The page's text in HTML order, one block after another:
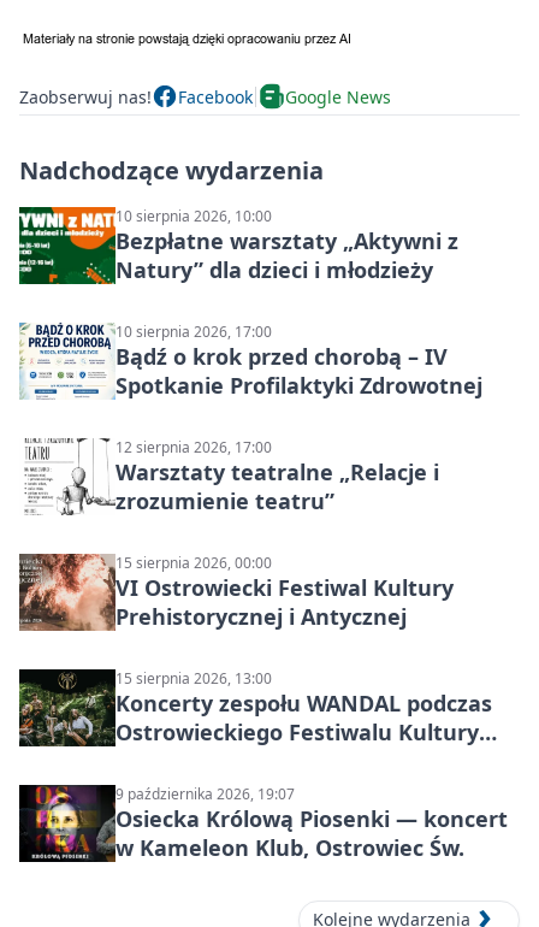
Zaobserwuj nas! Facebook Google News
Nadchodzące wydarzenia
10 sierpnia 2026, 10:00
Bezpłatne warsztaty „Aktywni z
Natury” dla dzieci i młodzieży
10 sierpnia 2026, 17:00
Bądź o krok przed chorobą – IV
Spotkanie Profilaktyki Zdrowotnej
12 sierpnia 2026, 17:00
Warsztaty teatralne „Relacje i
zrozumienie teatru”
15 sierpnia 2026, 00:00
VI Ostrowiecki Festiwal Kultury
Prehistorycznej i Antycznej
15 sierpnia 2026, 13:00
Koncerty zespołu WANDAL podczas
Ostrowieckiego Festiwalu Kultury
9 października 2026, 19:07
Osiecka Królową Piosenki — koncert
w Kameleon Klub, Ostrowiec Św.
Kolejne wydarzenia